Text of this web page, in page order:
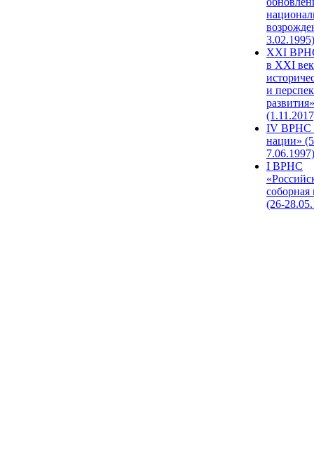
3.02.1995)
XХI
в XXI
и
развития»
IV ВРНС
нации»
7.06.1997)
I ВРНС
(26-